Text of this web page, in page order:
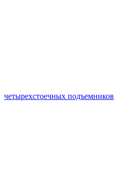
четырехстоечных подъемников